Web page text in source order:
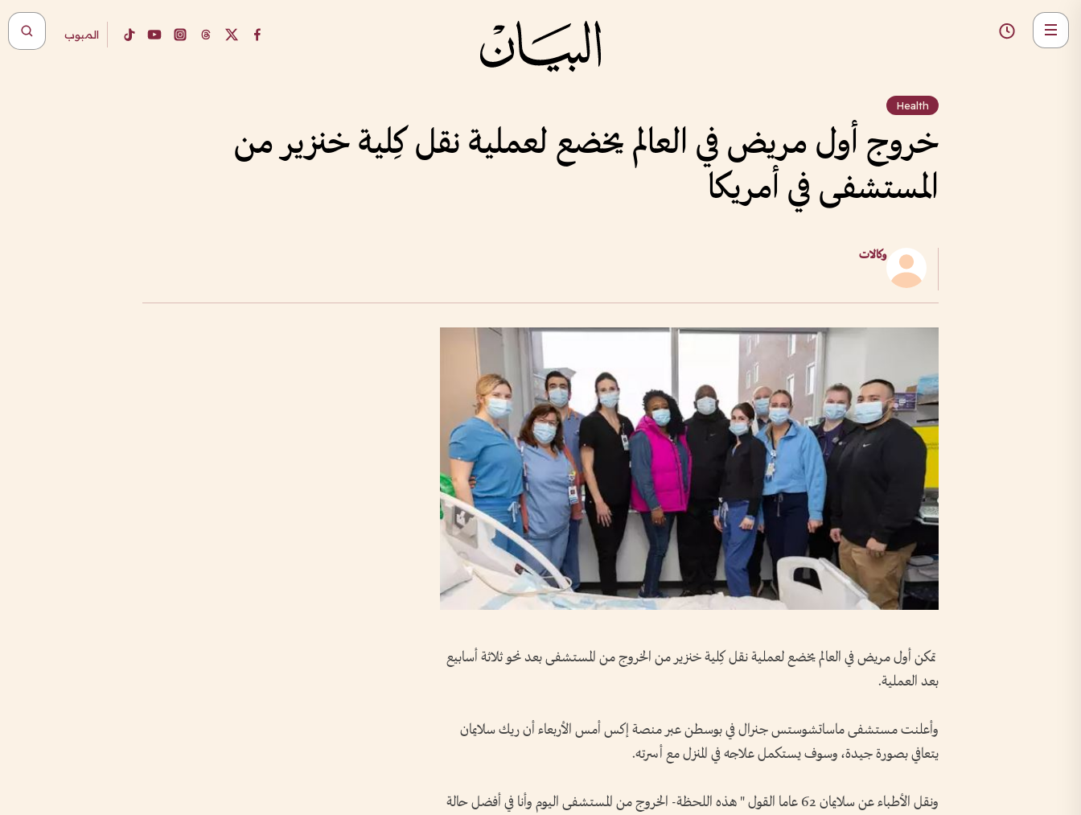
المبوب
Health
خروج أول مريض في العالم يخضع لعملية نقل كِلية خنزير من
المستشفى في أمريكا
وكالات
تمكن أول مريض في العالم يخضع لعملية نقل كِلية خنزير من الخروج من المستشفى بعد نحو ثلاثة أسابيع
بعد العملية.
وأعلنت مستشفى ماساتشوستس جنرال في بوسطن عبر منصة إكس أمس الأربعاء أن ريك سلايمان
يتعافي بصورة جيدة، وسوف يستكمل علاجه في المنزل مع أسرته.
ونقل الأطباء عن سلايمان 62 عاما القول " هذه اللحظة- الخروج من المستشفى اليوم وأنا في أفضل حالة